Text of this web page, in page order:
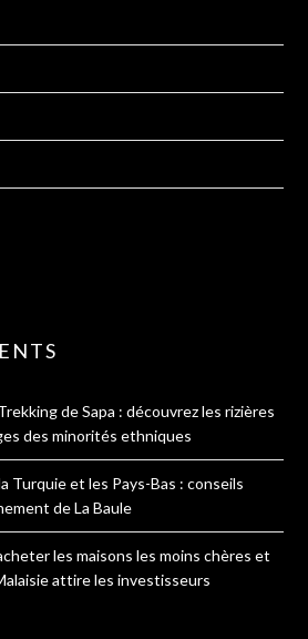
de Sapa : découvrez les rizières
des minorités ethniques
Turquie et les Pays-Bas : conseils
de La Baule
les maisons les moins chères et
attire les investisseurs